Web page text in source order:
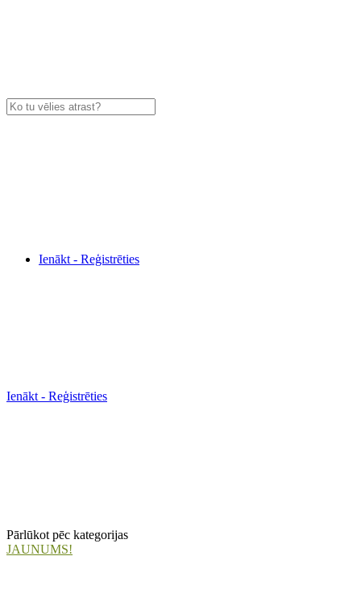
Ienākt - Reģistrēties
Ienākt - Reģistrēties
Pārlūkot pēc kategorijas
JAUNUMS!